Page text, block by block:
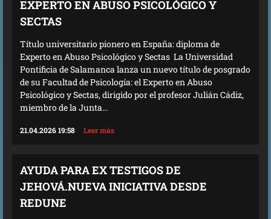
EXPERTO EN ABUSO PSICOLÓGICO Y
SECTAS
Título universitario pionero en España: diploma de
Experto en Abuso Psicológico y Sectas La Universidad
Pontificia de Salamanca lanza un nuevo título de posgrado
de su Facultad de Psicología: el Experto en Abuso
Psicológico y Sectas, dirigido por el profesor Julián Cádiz,
miembro de la Junta...
21.04.2026 19:58 Leer más
AYUDA PARA EX TESTIGOS DE
JEHOVÁ.NUEVA INICIATIVA DESDE
REDUNE